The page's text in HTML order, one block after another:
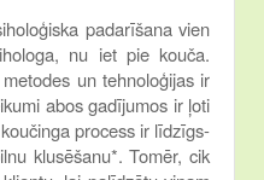
padarīšana vien
nu iet pie kouča.
un tehnoloģijas ir
abos gadījumos ir ļoti
process ir līdzīgs-
klusēšanu*. Tomēr, cik